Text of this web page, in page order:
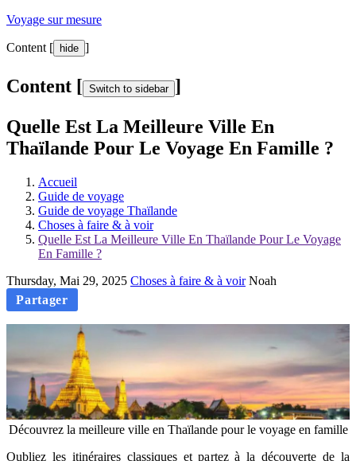
Voyage sur mesure
Content [ hide ]
Content [ Switch to sidebar ]
Quelle Est La Meilleure Ville En
Thaïlande Pour Le Voyage En Famille ?
Accueil
Guide de voyage
Guide de voyage Thaïlande
Choses à faire & à voir
Quelle Est La Meilleure Ville En Thaïlande Pour Le Voyage
En Famille ?
Thursday, Mai 29, 2025 Choses à faire & à voir Noah
Partager
Découvrez la meilleure ville en Thaïlande pour le voyage en famille
Oubliez les itinéraires classiques et partez à la découverte de la